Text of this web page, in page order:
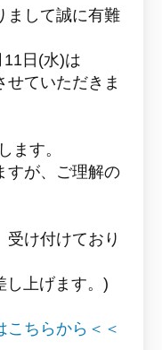
まして誠に有難
日(水)は
せていただきま
ます。
すが、ご理解の
受け付けており
し上げます。)
こちらから＜＜